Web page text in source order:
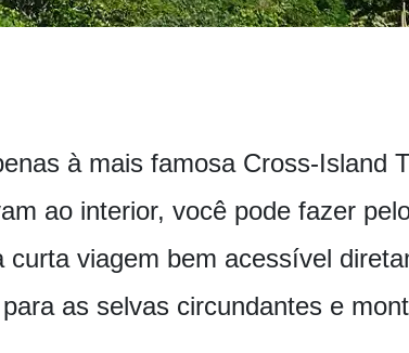
à mais famosa Cross-Island
ao interior, você pode fazer
viagem bem acessível
as selvas circundantes e